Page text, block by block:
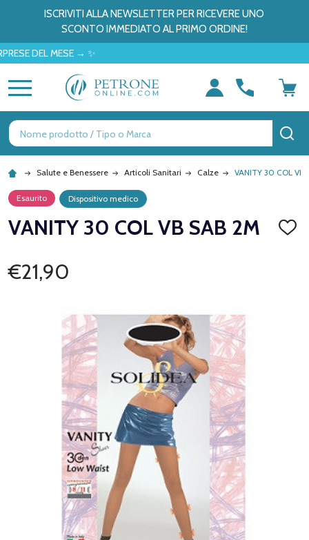
ISCRIVITI ALLA NEWSLETTER PER RICEVERE UNO
SCONTO IMMEDIATO AL PRIMO ORDINE!
DEL MESE → ✨
Ricerca
Salute e Benessere Articoli Sanitari Calze VANITY 30 COL VB
Esaurito Dispositivo medico
VANITY 30 COL VB SAB 2M
€21,90